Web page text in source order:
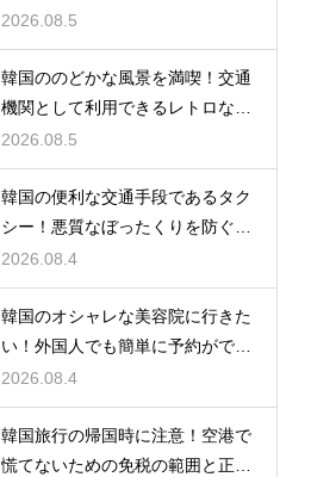
手順
2026.08.5
韓国ののどかな風景を満喫！交通
機関として利用できるレトロな観
光の馬車
2026.08.5
韓国の便利な交通手段であるタク
シー！悪質なぼったくりを防ぐ確
実な対策
2026.08.4
韓国のオシャレな美容院に行きた
い！外国人でも簡単に予約ができ
るアプリ
2026.08.4
韓国旅行の帰国時に注意！空港で
慌てないための免税の範囲と正し